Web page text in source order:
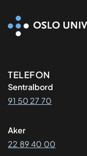
TELEFON
Sentralbord
91 50 27 70
Aker
22 89 40 00